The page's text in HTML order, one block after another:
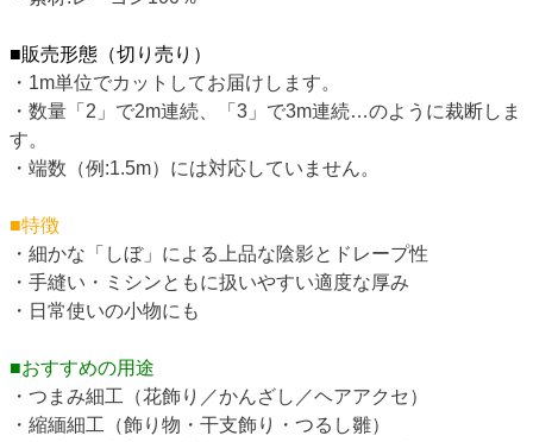
■販売形態（切り売り）
・1m単位でカットしてお届けします。
・数量「2」で2m連続、「3」で3m連続…のように裁断しま
す。
・端数（例:1.5m）には対応していません。
■特徴
・細かな「しぼ」による上品な陰影とドレープ性
・手縫い・ミシンともに扱いやすい適度な厚み
・日常使いの小物にも
■おすすめの用途
・つまみ細工（花飾り／かんざし／ヘアアクセ）
・縮緬細工（飾り物・干支飾り・つるし雛）